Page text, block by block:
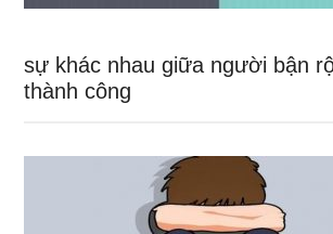
sự khác nhau giữa người bận
thành công